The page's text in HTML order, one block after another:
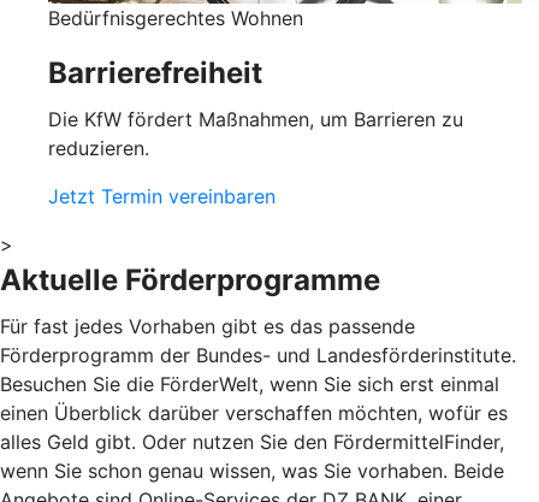
Bedürfnisgerechtes Wohnen
Barrierefreiheit
Die KfW fördert Maßnahmen, um Barrieren zu
reduzieren.
Jetzt Termin vereinbaren
>
Aktuelle Förderprogramme
Für fast jedes Vorhaben gibt es das passende
Förderprogramm der Bundes- und Landesförderinstitute.
Besuchen Sie die FörderWelt, wenn Sie sich erst einmal
einen Überblick darüber verschaffen möchten, wofür es
alles Geld gibt. Oder nutzen Sie den FördermittelFinder,
wenn Sie schon genau wissen, was Sie vorhaben. Beide